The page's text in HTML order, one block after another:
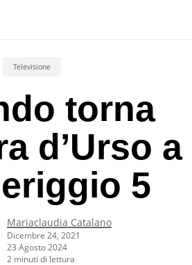
Televisione
torna
d’Urso a
5
Mariaclaudia Catalano
Dicembre 24, 2021
23 Agosto 2024
2 minuti di lettura